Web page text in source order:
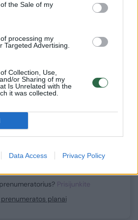
the Sale of my
processing my
Targeted Advertising.
Collection, Use,
or Sharing of my
Is Unrelated with the
it was collected.
Data Access Privacy Policy
toliau?
bendruomenės ir tapkite
1 Eur / mėn.
Prisijunkite
prenumeratos planai